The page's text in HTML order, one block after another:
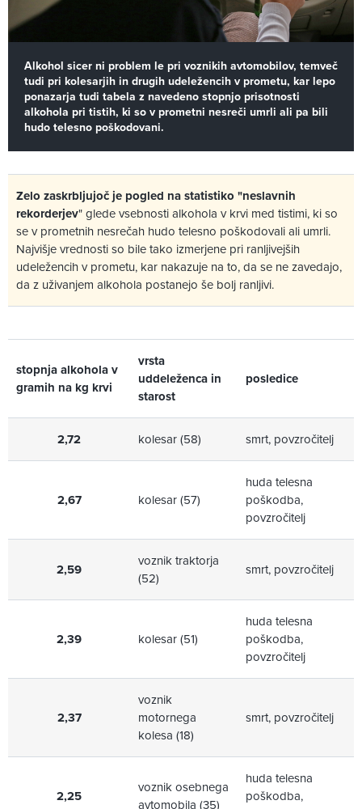
Alkohol sicer ni problem le pri voznikih avtomobilov, temveč
tudi pri kolesarjih in drugih udeležencih v prometu, kar lepo
ponazarja tudi tabela z navedeno stopnjo prisotnosti
alkohola pri tistih, ki so v prometni nesreči umrli ali pa bili
hudo telesno poškodovani.
Zelo zaskrbljujoč je pogled na statistiko "neslavnih
rekorderjev" glede vsebnosti alkohola v krvi med tistimi, ki so
se v prometnih nesrečah hudo telesno poškodovali ali umrli.
Najvišje vrednosti so bile tako izmerjene pri ranljivejših
udeležencih v prometu, kar nakazuje na to, da se ne zavedajo,
da z uživanjem alkohola postanejo še bolj ranljivi.
stopnja alkohola v
gramih na kg krvi
vrsta
uddeleženca in
starost
posledice
2,72 kolesar (58) smrt, povzročitelj
2,67 kolesar (57)
huda telesna
poškodba,
povzročitelj
2,59
voznik traktorja
(52)
smrt, povzročitelj
2,39 kolesar (51)
huda telesna
poškodba,
povzročitelj
2,37
voznik
motornega
kolesa (18)
smrt, povzročitelj
2,25
voznik osebnega
avtomobila (35)
huda telesna
poškodba,